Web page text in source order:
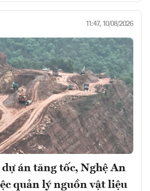
11:47, 10/08/2026
án tăng tốc, Nghệ An
quản lý nguồn vật liệu